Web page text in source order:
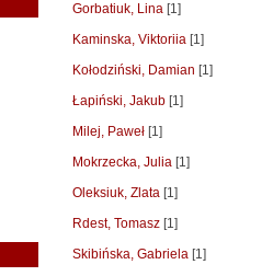
Gorbatiuk, Lina [1]
Kaminska, Viktoriia [1]
Kołodziński, Damian [1]
Łapiński, Jakub [1]
Milej, Paweł [1]
Mokrzecka, Julia [1]
Oleksiuk, Zlata [1]
Rdest, Tomasz [1]
Skibińska, Gabriela [1]